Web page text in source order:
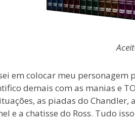
em colocar meu
demais com as manias e
as piadas do Chandler,
e a chatisse do Ross. Tudo